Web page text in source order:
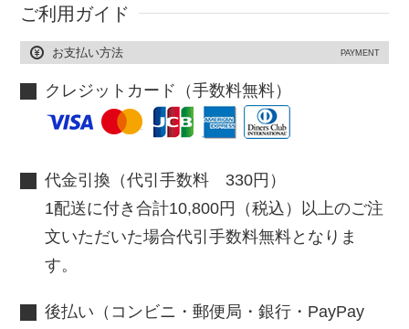
ご利用ガイド
お支払い方法 PAYMENT
クレジットカード（手数料無料）
代金引換（代引手数料 330円）
1配送に付き合計10,800円（税込）以上のご注
文いただいた場合代引手数料無料となりま
す。
後払い（コンビニ・郵便局・銀行・PayPay